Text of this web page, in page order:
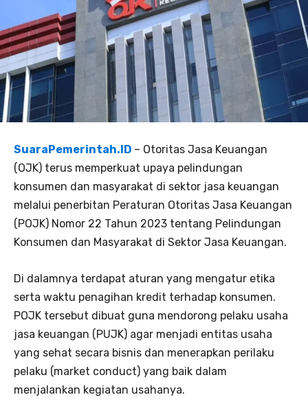
SuaraPemerintah.ID – Otoritas Jasa Keuangan
(OJK) terus memperkuat upaya pelindungan
konsumen dan masyarakat di sektor jasa keuangan
melalui penerbitan Peraturan Otoritas Jasa Keuangan
(POJK) Nomor 22 Tahun 2023 tentang Pelindungan
Konsumen dan Masyarakat di Sektor Jasa Keuangan.
Di dalamnya terdapat aturan yang mengatur etika
serta waktu penagihan kredit terhadap konsumen.
POJK tersebut dibuat guna mendorong pelaku usaha
jasa keuangan (PUJK) agar menjadi entitas usaha
yang sehat secara bisnis dan menerapkan perilaku
pelaku (market conduct) yang baik dalam
menjalankan kegiatan usahanya.